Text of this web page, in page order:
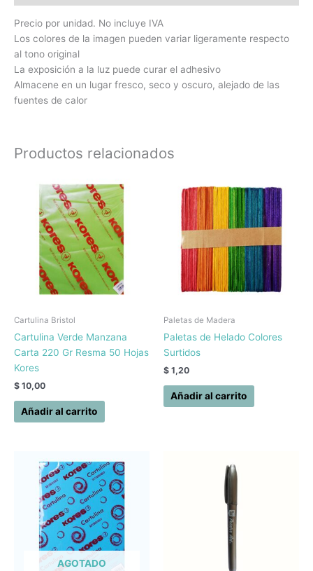
Precio por unidad. No incluye IVA
Los colores de la imagen pueden variar ligeramente respecto
al tono original
La exposición a la luz puede curar el adhesivo
Almacene en un lugar fresco, seco y oscuro, alejado de las
fuentes de calor
Productos relacionados
Cartulina Bristol
Cartulina Verde Manzana
Carta 220 Gr Resma 50 Hojas
Kores
$ 10,00
Añadir al carrito
Paletas de Madera
Paletas de Helado Colores
Surtidos
$ 1,20
Añadir al carrito
AGOTADO